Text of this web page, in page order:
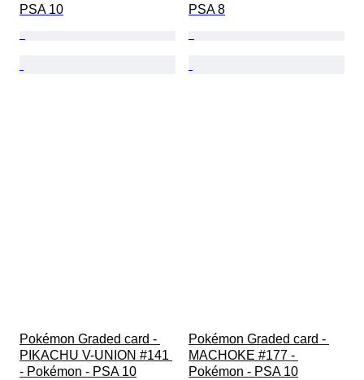
PSA 10
PSA 8
Pokémon Graded card -
PIKACHU V-UNION #141
- Pokémon - PSA 10
Pokémon Graded card -
MACHOKE #177 -
Pokémon - PSA 10